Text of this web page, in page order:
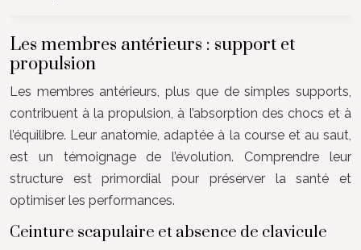
Les membres antérieurs : support et
propulsion
Les membres antérieurs, plus que de simples supports,
contribuent à la propulsion, à l’absorption des chocs et à
l’équilibre. Leur anatomie, adaptée à la course et au saut,
est un témoignage de l’évolution. Comprendre leur
structure est primordial pour préserver la santé et
optimiser les performances.
Ceinture scapulaire et absence de clavicule